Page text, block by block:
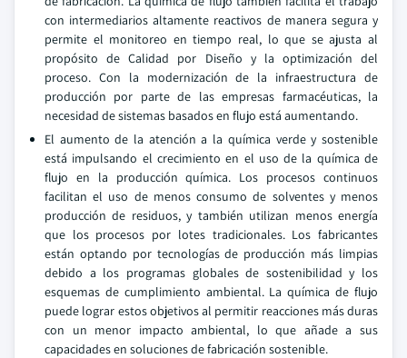
con intermediarios altamente reactivos de manera segura y
permite el monitoreo en tiempo real, lo que se ajusta al
propósito de Calidad por Diseño y la optimización del
proceso. Con la modernización de la infraestructura de
producción por parte de las empresas farmacéuticas, la
necesidad de sistemas basados en flujo está aumentando.
El aumento de la atención a la química verde y sostenible
está impulsando el crecimiento en el uso de la química de
flujo en la producción química. Los procesos continuos
facilitan el uso de menos consumo de solventes y menos
producción de residuos, y también utilizan menos energía
que los procesos por lotes tradicionales. Los fabricantes
están optando por tecnologías de producción más limpias
debido a los programas globales de sostenibilidad y los
esquemas de cumplimiento ambiental. La química de flujo
puede lograr estos objetivos al permitir reacciones más duras
con un menor impacto ambiental, lo que añade a sus
capacidades en soluciones de fabricación sostenible.